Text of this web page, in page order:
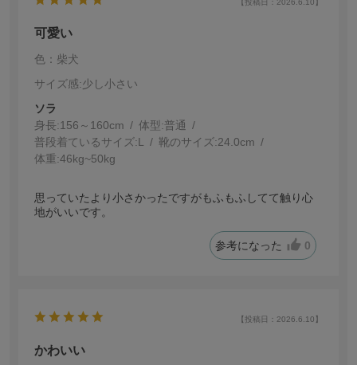
【投稿日：2026.6.10】
可愛い
色：柴犬
サイズ感:少し小さい
ソラ
身長:156～160cm 体型:普通
普段着ているサイズ:L 靴のサイズ:24.0cm
体重:46kg~50kg
思っていたより小さかったですがもふもふしてて触り心
地がいいです。
参考になった 0
【投稿日：2026.6.10】
かわいい